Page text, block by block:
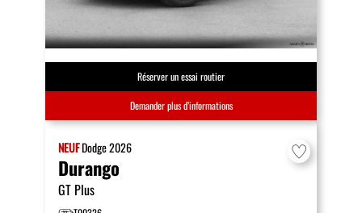
Réserver un essai routier
Demander plus d’informations
NEUFDodge2026
Durango
GT Plus